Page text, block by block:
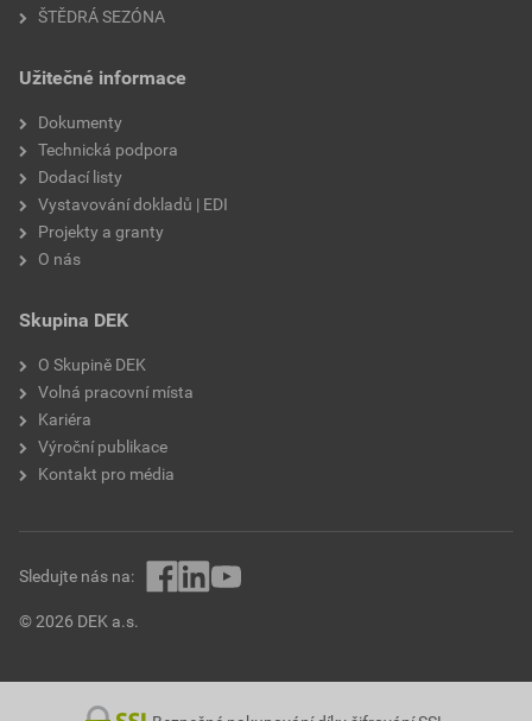
ŠTĚDRÁ SEZÓNA
Užitečné informace
Dokumenty
Technická podpora
Dodací listy
Vystavování dokladů | EDI
Projekty a granty
O nás
Skupina DEK
O Skupině DEK
Volná pracovní místa
Kariéra
Výroční publikace
Kontakt pro média
© 2026 DEK a.s.
Sledujte nás na: